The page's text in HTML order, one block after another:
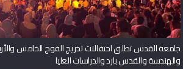
جامعة القدس تطلق احتفالات تخريج الفوج الخامس
والهندسة والقدس بارد والدراسات العليا